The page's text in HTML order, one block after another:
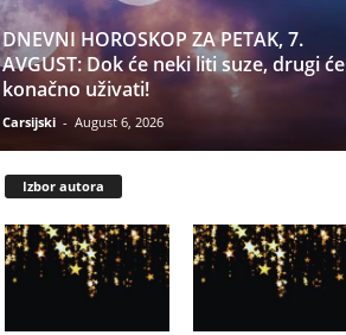
DNEVNI HOROSKOP ZA PETAK, 7.
AVGUST: Dok će neki liti suze, drugi će
konačno uživati!
Carsijski - August 6, 2026
Izbor autora